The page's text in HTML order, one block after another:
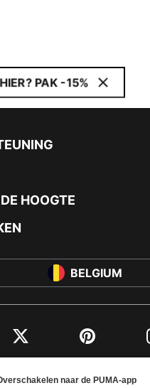
PAK -15%
HOOGTE
BELGIUM
Twitter Pinterest
EUROPE GMBH, 2026. ALLE
BEDRIJFSGEGEVENS EN